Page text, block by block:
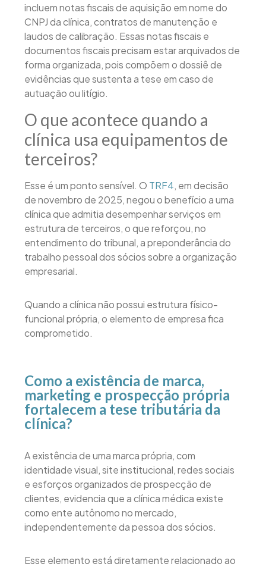
incluem notas fiscais de aquisição em nome do
CNPJ da clínica, contratos de manutenção e
laudos de calibração. Essas notas fiscais e
documentos fiscais precisam estar arquivados de
forma organizada, pois compõem o dossiê de
evidências que sustenta a tese em caso de
autuação ou litígio.
O que acontece quando a
clínica usa equipamentos de
terceiros?
Esse é um ponto sensível. O TRF4, em decisão
de novembro de 2025, negou o benefício a uma
clínica que admitia desempenhar serviços em
estrutura de terceiros, o que reforçou, no
entendimento do tribunal, a preponderância do
trabalho pessoal dos sócios sobre a organização
empresarial.
Quando a clínica não possui estrutura físico-
funcional própria, o elemento de empresa fica
comprometido.
Como a existência de marca,
marketing e prospecção própria
fortalecem a tese tributária da
clínica?
A existência de uma marca própria, com
identidade visual, site institucional, redes sociais
e esforços organizados de prospecção de
clientes, evidencia que a clínica médica existe
como ente autônomo no mercado,
independentemente da pessoa dos sócios.
Esse elemento está diretamente relacionado ao